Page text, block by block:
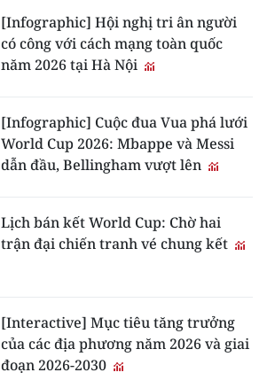
[Infographic] Hội nghị tri ân người
có công với cách mạng toàn quốc
năm 2026 tại Hà Nội
[Infographic] Cuộc đua Vua phá lưới
World Cup 2026: Mbappe và Messi
dẫn đầu, Bellingham vượt lên
Lịch bán kết World Cup: Chờ hai
trận đại chiến tranh vé chung kết
[Interactive] Mục tiêu tăng trưởng
của các địa phương năm 2026 và giai
đoạn 2026-2030